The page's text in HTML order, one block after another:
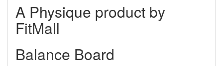
Α Physique product by
FitMall
Balance Board